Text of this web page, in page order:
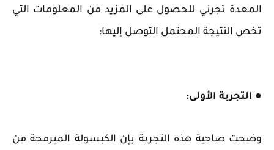
المعدة تجرني للحصول على المزيد من المعلومات التي
تخص النتيجة المحتمل التوصل إليها:
● التجربة الأولى:
وضحت صاحبة هذه التجربة بإن الكبسولة المبرمجة من